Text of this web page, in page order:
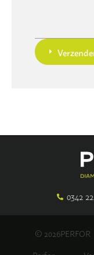
0342
© 2026PERFOR